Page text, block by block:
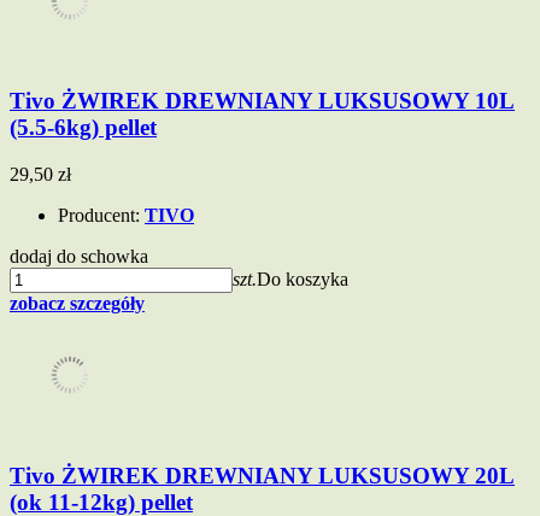
Tivo ŻWIREK DREWNIANY LUKSUSOWY 10L
(5.5-6kg) pellet
29,50 zł
Producent: TIVO
dodaj do schowka
szt.Do koszyka
zobacz szczegóły
Tivo ŻWIREK DREWNIANY LUKSUSOWY 20L
(ok 11-12kg) pellet